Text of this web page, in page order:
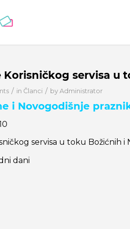
Korisničkog servisa u
/ in Članci / byAdministrator
i Novogodišnje
servisa u toku Božićnih i
dani